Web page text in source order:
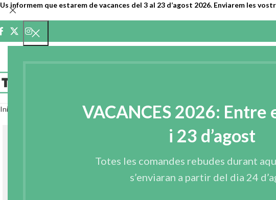
VACANCES 2026: Entre
i 23 d’agost
Totes les comandes rebudes durant
s’enviaran a partir del dia 24
Inici Entreteles reciclades ENTRETELA RECICLADA APRESTADA DE
Us informem que estarem de vacances del 3 al 23 d’agost 2026. Enviarem les